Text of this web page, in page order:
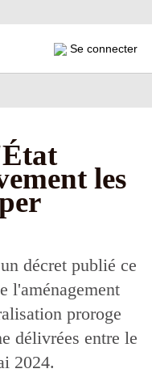
Se connecter
les
décret publié ce
l'aménagement
proroge
délivrées entre le
2024.